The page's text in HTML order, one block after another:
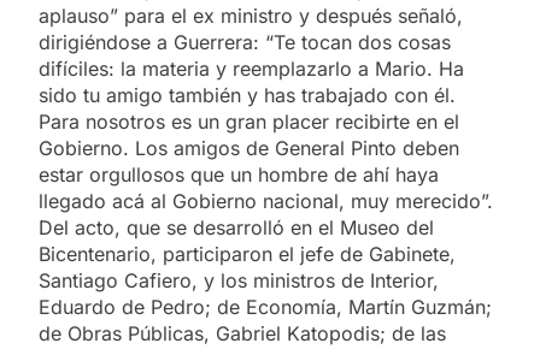
aplauso” para el ex ministro y después señaló,
dirigiéndose a Guerrera: “Te tocan dos cosas
difíciles: la materia y reemplazarlo a Mario. Ha
sido tu amigo también y has trabajado con él.
Para nosotros es un gran placer recibirte en el
Gobierno. Los amigos de General Pinto deben
estar orgullosos que un hombre de ahí haya
llegado acá al Gobierno nacional, muy merecido”.
Del acto, que se desarrolló en el Museo del
Bicentenario, participaron el jefe de Gabinete,
Santiago Cafiero, y los ministros de Interior,
Eduardo de Pedro; de Economía, Martín Guzmán;
de Obras Públicas, Gabriel Katopodis; de las